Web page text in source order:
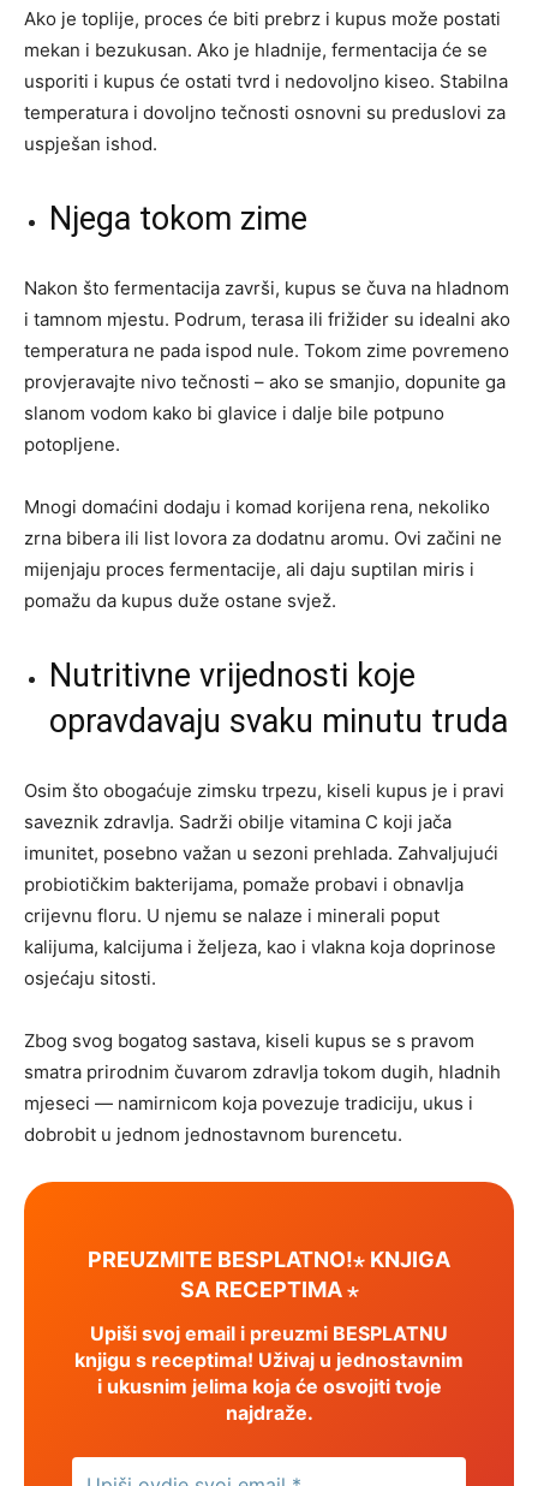
Ako je toplije, proces će biti prebrz i kupus može postati
mekan i bezukusan. Ako je hladnije, fermentacija će se
usporiti i kupus će ostati tvrd i nedovoljno kiseo. Stabilna
temperatura i dovoljno tečnosti osnovni su preduslovi za
uspješan ishod.
Njega tokom zime
Nakon što fermentacija završi, kupus se čuva na hladnom
i tamnom mjestu. Podrum, terasa ili frižider su idealni ako
temperatura ne pada ispod nule. Tokom zime povremeno
provjeravajte nivo tečnosti – ako se smanjio, dopunite ga
slanom vodom kako bi glavice i dalje bile potpuno
potopljene.
Mnogi domaćini dodaju i komad korijena rena, nekoliko
zrna bibera ili list lovora za dodatnu aromu. Ovi začini ne
mijenjaju proces fermentacije, ali daju suptilan miris i
pomažu da kupus duže ostane svjež.
Nutritivne vrijednosti koje
opravdavaju svaku minutu truda
Osim što obogaćuje zimsku trpezu, kiseli kupus je i pravi
saveznik zdravlja. Sadrži obilje vitamina C koji jača
imunitet, posebno važan u sezoni prehlada. Zahvaljujući
probiotičkim bakterijama, pomaže probavi i obnavlja
crijevnu floru. U njemu se nalaze i minerali poput
kalijuma, kalcijuma i željeza, kao i vlakna koja doprinose
osjećaju sitosti.
Zbog svog bogatog sastava, kiseli kupus se s pravom
smatra prirodnim čuvarom zdravlja tokom dugih, hladnih
mjeseci — namirnicom koja povezuje tradiciju, ukus i
dobrobit u jednom jednostavnom burencetu.
PREUZMITE BESPLATNO!⋆ KNJIGA
SA RECEPTIMA ⋆
Upiši svoj email i preuzmi BESPLATNU
knjigu s receptima! Uživaj u jednostavnim
i ukusnim jelima koja će osvojiti tvoje
najdraže.